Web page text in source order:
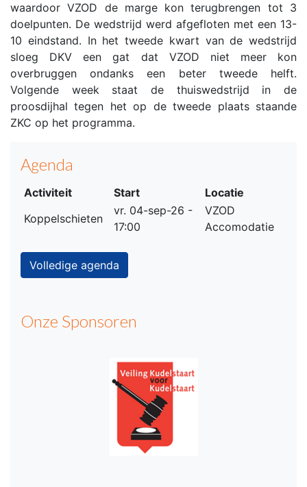
waardoor VZOD de marge kon terugbrengen tot 3
doelpunten. De wedstrijd werd afgefloten met een 13-
10 eindstand. In het tweede kwart van de wedstrijd
sloeg DKV een gat dat VZOD niet meer kon
overbruggen ondanks een beter tweede helft.
Volgende week staat de thuiswedstrijd in de
proosdijhal tegen het op de tweede plaats staande
ZKC op het programma.
Agenda
Activiteit Start
Locatie
Koppelschieten
vr. 04-sep-26 -
17:00
VZOD
Accomodatie
Volledige agenda
Onze Sponsoren